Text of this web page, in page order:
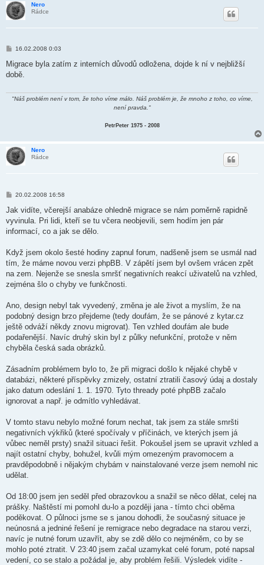
Nero
Rádce
P
í
s
p
e
16.02.2008 0:03
Migrace byla zatím z interních důvodů odložena, dojde k ní v nejbližší
době.
"Náš problém není v tom, že toho víme málo. Náš problém je, že mnoho z toho, co víme,
není pravda."
PetrPeter 1975 - 2008
Nero
Rádce
P
í
p
ě
k
20.02.2008 16:58
Jak vidíte, včerejší anabáze ohledně migrace se nám poměrně rapidně
vyvinula. Pri lidi, kteří se tu včera neobjevili, sem hodím jen pár
informací, co a jak se dělo.
Když jsem okolo šesté hodiny zapnul forum, nadšeně jsem se usmál nad
tím, že máme novou verzi phpBB. V zápětí jsem byl ovšem vrácen zpět
na zem. Nejenže se snesla smršť negativních reakcí uživatelů na vzhled,
zejména šlo o chyby ve funkčnosti.
Ano, design nebyl tak vyvedený, změna je ale život a myslím, že na
podobný design brzo přejdeme (tedy doufám, že se pánové z kytar.cz
ještě odváží někdy znovu migrovat). Ten vzhled doufám ale bude
podařenější. Navíc druhý skin byl z půlky nefunkční, protože v něm
chyběla česká sada obrázků.
Zásadním problémem bylo to, že při migraci došlo k nějaké chybě v
databázi, některé příspěvky zmizely, ostatní ztratili časový údaj a dostaly
jako datum odeslání 1. 1. 1970. Tyto thready poté phpBB začalo
ignorovat a např. je odmítlo vyhledávat.
V tomto stavu nebylo možné forum nechat, tak jsem za stále smršti
negativních výkřiků (které spočívaly v příčinách, ve kterých jsem já
vůbec neměl prsty) snažil situaci řešit. Pokoušel jsem se upravit vzhled a
najít ostatní chyby, bohužel, kvůli mým omezeným pravomocem a
pravděpodobně i nějakým chybám v nainstalované verze jsem nemohl nic
udělat.
Od 18:00 jsem jen seděl před obrazovkou a snažil se něco dělat, celej na
prášky. Naštěstí mi pomohl du-lo a později jana - tímto chci oběma
poděkovat. O půlnoci jsme se s janou dohodli, že současný situace je
neúnosná a jedniné řešení je remigrace nebo degradace na starou verzi,
navíc je nutné forum uzavřít, aby se zdě dělo co nejméněm, co by se
mohlo poté ztratit. V 23:40 jsem začal uzamykat celé forum, poté napsal
vedení, co se stalo a požádal je, aby problém řešili. Výsledek vidíte -